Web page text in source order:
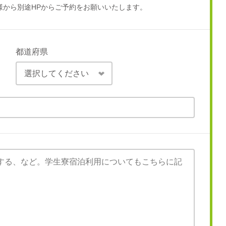
ら別途HPからご予約をお願いいたします。
都道府県